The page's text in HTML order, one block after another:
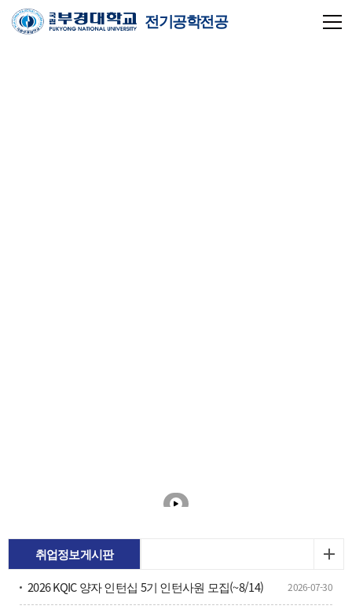
전기공학전공
취업정보게시판
2026 KQIC 양자 인턴십 5기 인턴사원 모집(~8/14)
2026-07-30